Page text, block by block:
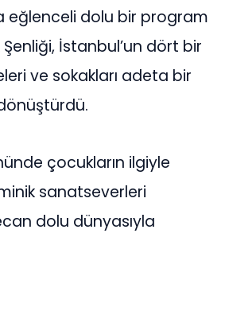
eğlenceli dolu bir program
Şenliği, İstanbul’un dört bir
ve sokakları adeta bir
çocukların ilgiyle
sanatseverleri
dolu dünyasıyla